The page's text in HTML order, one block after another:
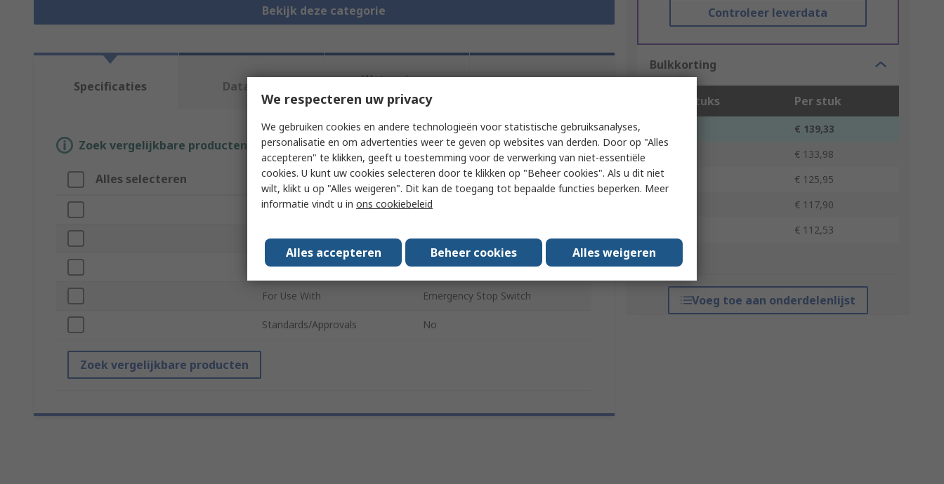
Bekijk deze categorie Controleer leverdata
Bulkkorting
Aantal stuks Per stuk
€ 139,33
€ 133,98
25 - 49
€ 125,95
€ 117,90
€ 112,53
*prijsindicatie
Voeg toe aan onderdelenlijst
Specificaties Datasheets
Wetgeving en
compliance
Zoek vergelijkbare producten door een of meer kenmerken te selecteren.
Alles selecteren Attribuut Waarde
Merk EAO
Sub Type Protective Shroud
Product Type Shroud
For Use With Emergency Stop Switch
Standards/Approvals No
Zoek vergelijkbare producten
We respecteren uw privacy
We gebruiken cookies en andere technologieën voor statistische gebruiksanalyses,
personalisatie en om advertenties weer te geven op websites van derden. Door op "Alles
accepteren" te klikken, geeft u toestemming voor de verwerking van niet-essentiële
cookies. U kunt uw cookies selecteren door te klikken op "Beheer cookies". Als u dit niet
wilt, klikt u op "Alles weigeren". Dit kan de toegang tot bepaalde functies beperken. Meer
informatie vindt u in ons cookiebeleid
Alles accepteren Beheer cookies Alles weigeren